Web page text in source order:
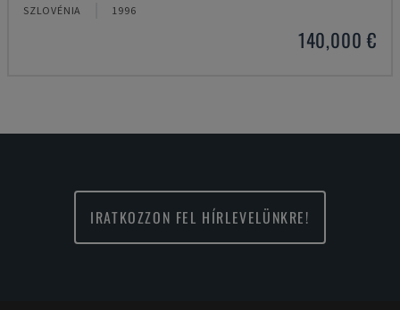
SZLOVÉNIA 1996
140,000 €
IRATKOZZON FEL HÍRLEVELÜNKRE!